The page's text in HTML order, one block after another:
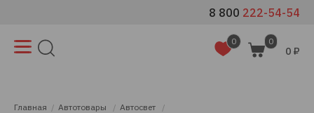
8 800 222-54-54
0 0
0 ₽
Главная Автотовары
Автосвет